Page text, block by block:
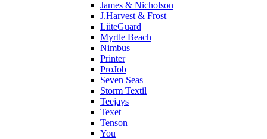
James & Nicholson
J.Harvest & Frost
LiiteGuard
Myrtle Beach
Nimbus
Printer
ProJob
Seven Seas
Storm Textil
Teejays
Texet
Tenson
You